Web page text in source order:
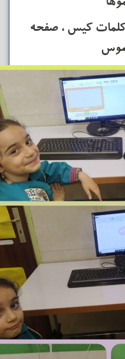
کلمات کیس ، صفحه
موس